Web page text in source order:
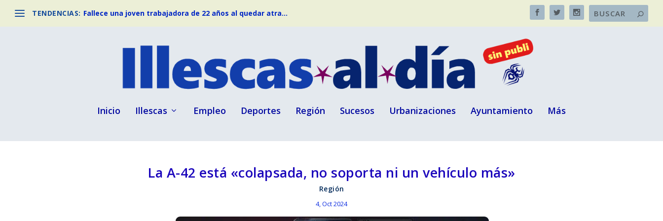
TENDENCIAS: Fallece una joven trabajadora de 22 años al quedar atra...
Inicio Illescas Empleo Deportes Región Sucesos Urbanizaciones Ayuntamiento Más
La A-42 está «colapsada, no soporta ni un vehículo más»
Región
4, Oct 2024